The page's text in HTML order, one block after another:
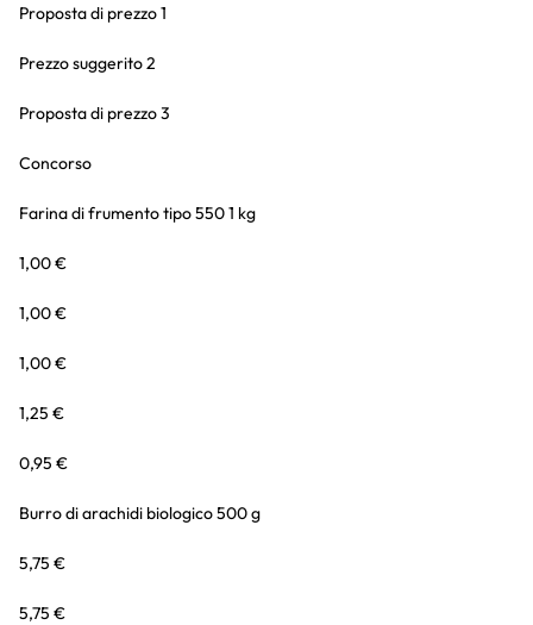
Proposta di prezzo 1
Prezzo suggerito 2
Proposta di prezzo 3
Concorso
Farina di frumento tipo 550 1 kg
1,00 €
1,00 €
1,00 €
1,25 €
0,95 €
Burro di arachidi biologico 500 g
5,75 €
5,75 €